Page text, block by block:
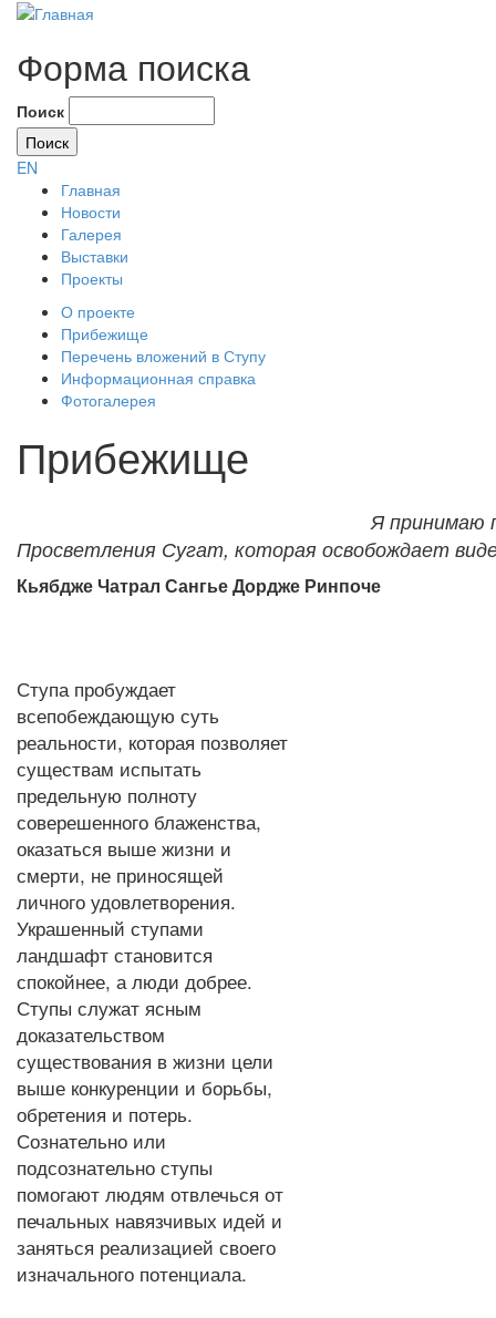
Форма поиска
Поиск
EN
Главная
Новости
Галерея
Выставки
Проекты
О проекте
Прибежище
Перечень вложений в Ступу
Информационная справка
Фотогалерея
Прибежище
Я принимаю
Просветления Сугат, которая освобождает
Кьябдже Чатрал Сангье Дордже Ринпоче
Ступа пробуждает
всепобеждающую суть
реальности, которая позволяет
существам испытать
предельную полноту
соверешенного блаженства,
оказаться выше жизни и
смерти, не приносящей
личного удовлетворения.
Украшенный ступами
ландшафт становится
спокойнее, а люди добрее.
Ступы служат ясным
доказательством
существования в жизни цели
выше конкуренции и борьбы,
обретения и потерь.
Сознательно или
подсознательно ступы
помогают людям отвлечься от
печальных навязчивых идей и
заняться реализацией своего
изначального потенциала.